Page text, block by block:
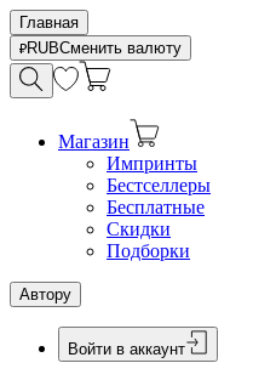
Главная
RUBСменить валюту
Магазин
Импринты
Бестселлеры
Бесплатные
Скидки
Подборки
Автору
Войти в аккаунт